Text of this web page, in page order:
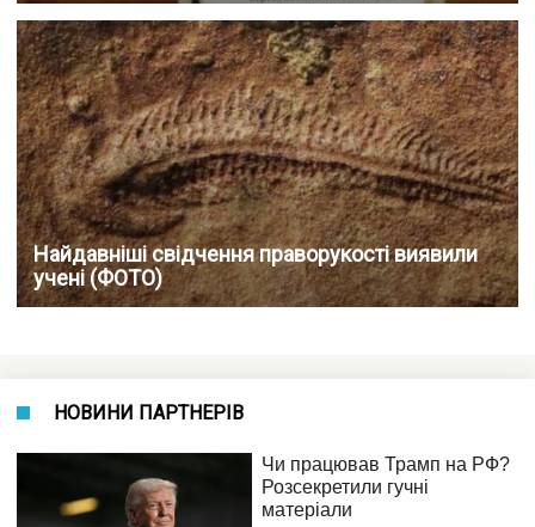
Найдавніші свідчення праворукості виявили
учені (ФОТО)
НОВИНИ ПАРТНЕРІВ